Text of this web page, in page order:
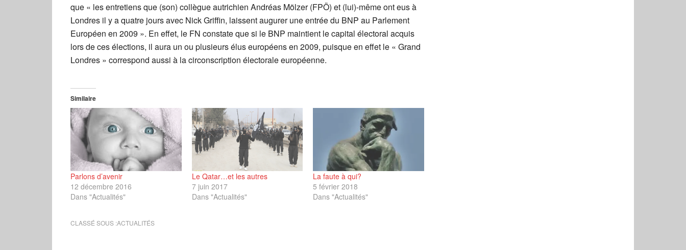
que « les entretiens que (son) collègue autrichien Andréas Mölzer (FPÖ) et (lui)-même ont eus à
Londres il y a quatre jours avec Nick Griffin, laissent augurer une entrée du BNP au Parlement
Européen en 2009 ». En effet, le FN constate que si le BNP maintient le capital électoral acquis
lors de ces élections, il aura un ou plusieurs élus européens en 2009, puisque en effet le « Grand
Londres » correspond aussi à la circonscription électorale européenne.
Similaire
Parlons d’avenir
12 décembre 2016
Dans "Actualités"
Le Qatar…et les autres
7 juin 2017
Dans "Actualités"
La faute à qui?
5 février 2018
Dans "Actualités"
CLASSÉ SOUS :ACTUALITÉS